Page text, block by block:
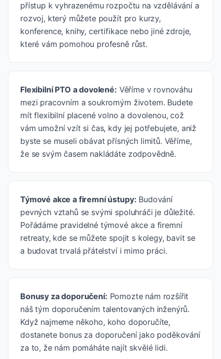
přístup k vyhrazenému rozpočtu na vzdělávání a
rozvoj, který můžete použít pro kurzy,
konference, knihy, certifikace nebo jiné zdroje,
které vám pomohou profesně růst.
Flexibilní PTO a dovolené: Věříme v rovnováhu
mezi pracovním a soukromým životem. Budete
mít flexibilní placené volno a dovolenou, což
vám umožní vzít si čas, kdy jej potřebujete, aniž
byste se museli obávat přísných limitů. Věříme,
že se svým časem nakládáte zodpovědně.
Týmové akce a firemní ústupy: Budování
pevných vztahů se svými spoluhráči je důležité.
Pořádáme pravidelné týmové akce a firemní
retreaty, kde se můžete spojit s kolegy, bavit se
a budovat trvalá přátelství i mimo práci.
Bonusy za doporučení: Pomozte nám rozšířit
náš tým doporučením talentovaných inženýrů.
Když najmeme někoho, koho doporučíte,
dostanete bonus za doporučení jako poděkování
za to, že nám pomáháte najít skvělé lidi.